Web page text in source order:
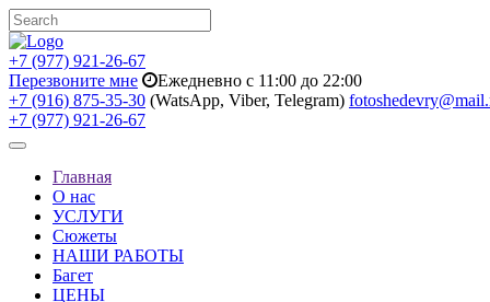
+7 (977) 921-26-67
Перезвоните мне
Ежедневно с 11:00 до 22:00
+7 (916) 875-35-30 (WatsApp, Viber, Telegram)
+7 (977) 921-26-67
Toggle
navigationГлавная
О нас
УСЛУГИ
Сюжеты
НАШИ РАБОТЫ
Багет
ЦЕНЫ